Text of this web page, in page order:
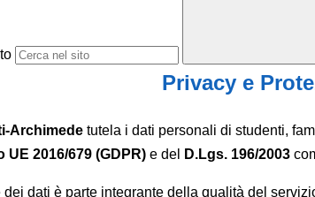
Privacy e
Archimede tutela i dati personali di studenti,
UE 2016/679 (GDPR) e del D.Lgs. 196/2003
dei dati è parte integrante della qualità del